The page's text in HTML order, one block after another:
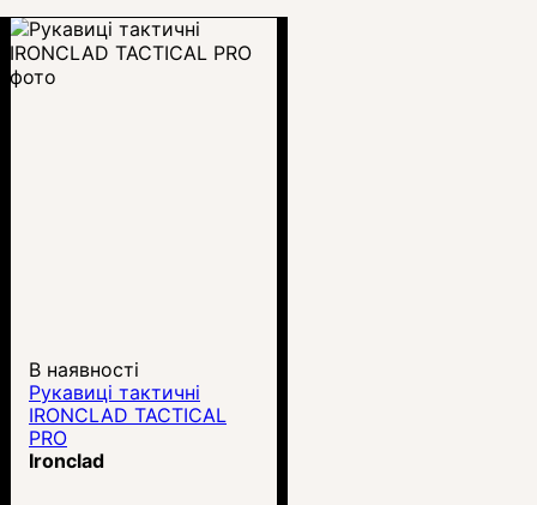
В наявності
Рукавиці тактичні
IRONCLAD TACTICAL
PRO
Ironclad